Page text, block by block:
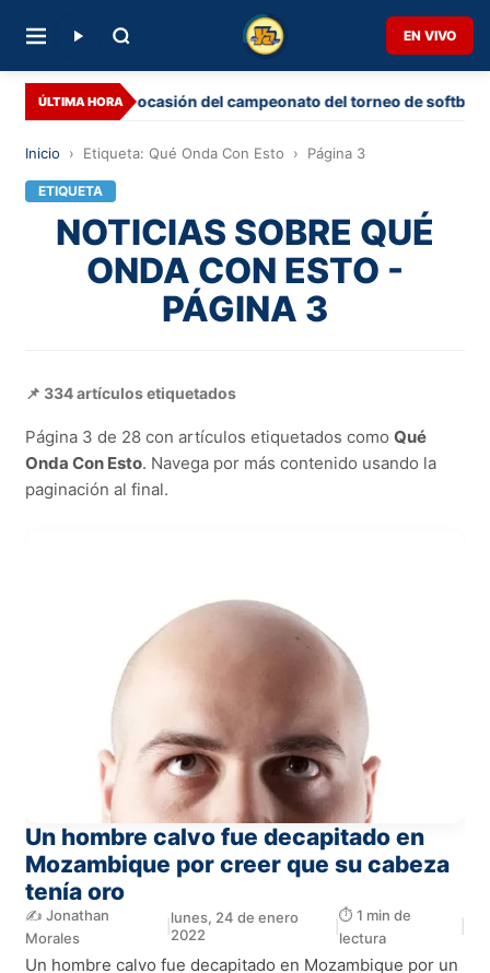
EN VIVO
ÚLTIMA HORA
tercera ocasión del campeonato del torneo de softbol
Inicio › Etiqueta: Qué Onda Con Esto › Página 3
ETIQUETA
NOTICIAS SOBRE QUÉ
ONDA CON ESTO -
PÁGINA 3
📌 334 artículos etiquetados
Página 3 de 28 con artículos etiquetados como Qué
Onda Con Esto. Navega por más contenido usando la
paginación al final.
Un hombre calvo fue decapitado en
Mozambique por creer que su cabeza
tenía oro
✍️ Jonathan
Morales
lunes, 24 de enero
2022
⏱️ 1 min de
lectura
Un hombre calvo fue decapitado en Mozambique por un